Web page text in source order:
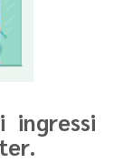
ingressi